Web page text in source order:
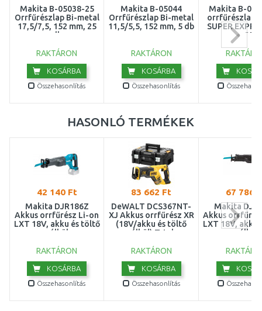
Fűrészlap szettek
Öntöttvas, eternit és
gipszkarton
Tartozékok, kiegészítők
Tégla és szénsavas beton
Makita B-05038-25
Orrfűrészlap Bi-metal
17,5/7,5, 152 mm, 25
db
RAKTÁRON
KOSÁRBA
Összehasonlítás
Makita B-05044
Orrfűrészlap Bi-metal
11,5/5,5, 152 mm, 5 db
RAKTÁRON
KOSÁRBA
Összehasonlítás
Makita B-
orrfűrészlap
SUPER
mm, 25
HASONLÓ TERMÉKEK
42 140 Ft
Makita DJR186Z
Akkus orrfűrész Li-on
LXT 18V, akku és töltő
nélkül
RAKTÁRON
KOSÁRBA
Összehasonlítás
83 662 Ft
DeWALT DCS367NT-
XJ Akkus orrfűrész XR
(18V/akku és töltő
nélkül) Tstak
RAKTÁRON
KOSÁRBA
Összehasonlítás
67 786
Makita
Akkus
LXT 18V, akku
nélkül